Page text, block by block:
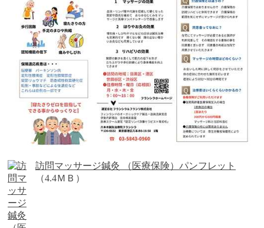
訪問マッサージ鍼灸 （医療保険）パンフレット
（4.4ＭＢ）